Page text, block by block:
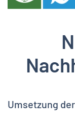
Umsetzung